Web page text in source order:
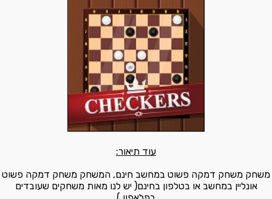
עוד תיאור:
משחק משחק דמקה פשוט במחשב חינם, המשחק משחק דמקה פשוט
אונליין במחשב או בטלפון בחינם( יש לנו מאות משחקים שעובדים